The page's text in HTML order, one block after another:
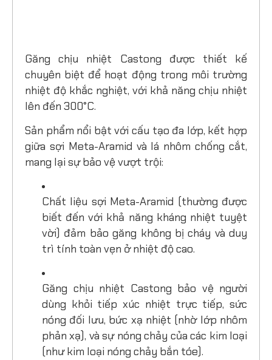
Găng chịu nhiệt Castong được thiết kế
chuyên biệt để hoạt động trong môi trường
nhiệt độ khắc nghiệt, với khả năng chịu nhiệt
lên đến 300°C.
Sản phẩm nổi bật với cấu tạo đa lớp, kết hợp
giữa sợi Meta-Aramid và lá nhôm chống cắt,
mang lại sự bảo vệ vượt trội:
Chất liệu sợi Meta-Aramid (thường được
biết đến với khả năng kháng nhiệt tuyệt
vời) đảm bảo găng không bị cháy và duy
trì tính toàn vẹn ở nhiệt độ cao.
Găng chịu nhiệt Castong bảo vệ người
dùng khỏi tiếp xúc nhiệt trực tiếp, sức
nóng đối lưu, bức xạ nhiệt (nhờ lớp nhôm
phản xạ), và sự nóng chảy của các kim loại
(như kim loại nóng chảy bắn tóe).